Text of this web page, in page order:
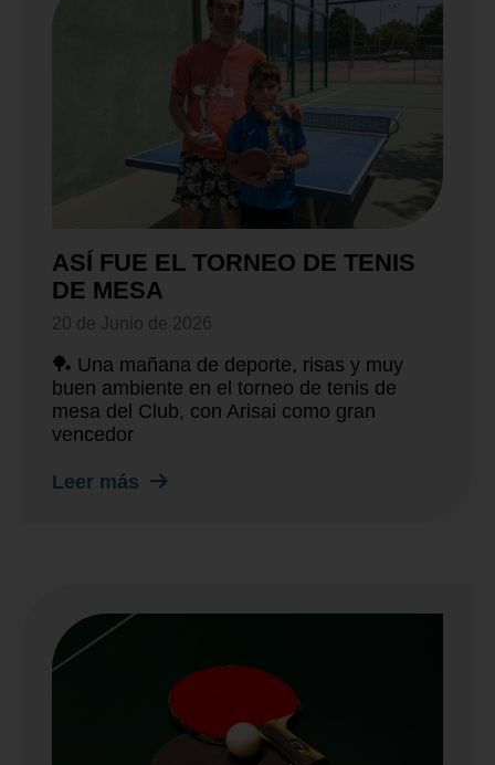
ASÍ FUE EL TORNEO DE TENIS
DE MESA
20 de Junio de 2026
🏓 Una mañana de deporte, risas y muy
buen ambiente en el torneo de tenis de
mesa del Club, con Arisai como gran
vencedor
Leer más